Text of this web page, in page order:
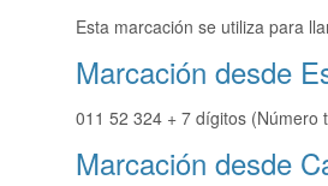
Esta marcación se utiliza para
Marcación desde
011 52 324 + 7 dígitos (Número
Marcación desde